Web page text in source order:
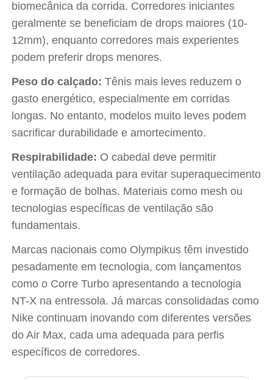
biomecânica da corrida. Corredores iniciantes
geralmente se beneficiam de drops maiores (10-
12mm), enquanto corredores mais experientes
podem preferir drops menores.
Peso do calçado:Tênis mais leves reduzem o
gasto energético, especialmente em corridas
longas. No entanto, modelos muito leves podem
sacrificar durabilidade e amortecimento.
Respirabilidade: O cabedal deve permitir
ventilação adequada para evitar superaquecimento
e formação de bolhas. Materiais como mesh ou
tecnologias específicas de ventilação são
fundamentais.
Marcas nacionais como Olympikus têm investido
pesadamente em tecnologia, com lançamentos
como o Corre Turbo apresentando a tecnologia
NT-X na entressola. Já marcas consolidadas como
Nike continuam inovando com diferentes versões
do Air Max, cada uma adequada para perfis
específicos de corredores.